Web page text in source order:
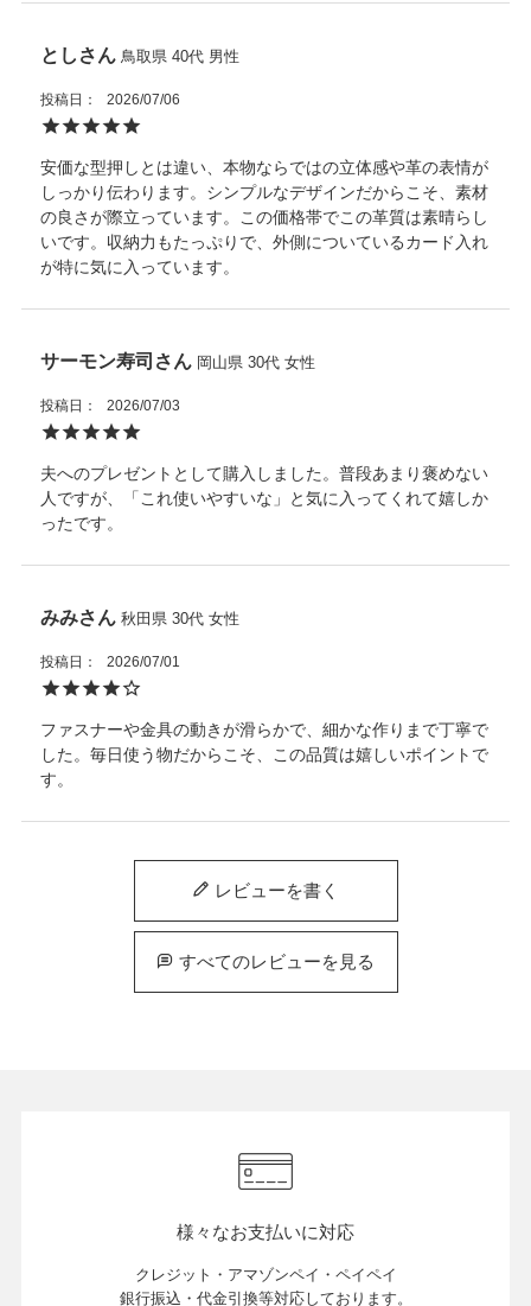
とし 鳥取県 40代 男性
投稿日 2026/07/06
安価な型押しとは違い、本物ならではの立体感や革の表情が
しっかり伝わります。シンプルなデザインだからこそ、素材
の良さが際立っています。この価格帯でこの革質は素晴らし
いです。収納力もたっぷりで、外側についているカード入れ
が特に気に入っています。
サーモン寿司 岡山県 30代 女性
投稿日 2026/07/03
夫へのプレゼントとして購入しました。普段あまり褒めない
人ですが、「これ使いやすいな」と気に入ってくれて嬉しか
ったです。
みみ 秋田県 30代 女性
投稿日 2026/07/01
ファスナーや金具の動きが滑らかで、細かな作りまで丁寧で
した。毎日使う物だからこそ、この品質は嬉しいポイントで
す。
レビューを書く
すべてのレビューを見る
様々なお支払いに対応
クレジット・アマゾンペイ・ペイペイ
銀行振込・代金引換等対応しております。